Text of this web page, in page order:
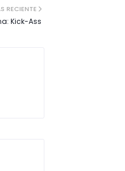
RECIENTE
Kick-Ass